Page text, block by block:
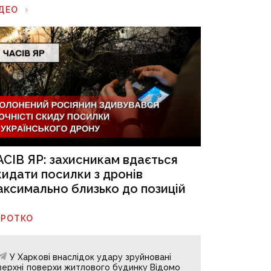
ЯР: захисникам вдається
посилки з дронів
близько до позицій
У Харкові внаслідок удару зруйновані
поверхи житлового будинку Відомо